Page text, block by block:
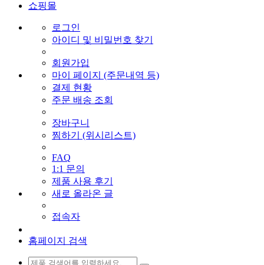
쇼핑몰
로그인
아이디 및 비밀번호 찾기
회원가입
마이 페이지 (주문내역 등)
결제 현황
주문 배송 조회
장바구니
찜하기 (위시리스트)
FAQ
1:1 문의
제품 사용 후기
새로 올라온 글
접속자
홈페이지 검색